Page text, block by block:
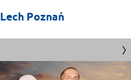
Lech Poznań